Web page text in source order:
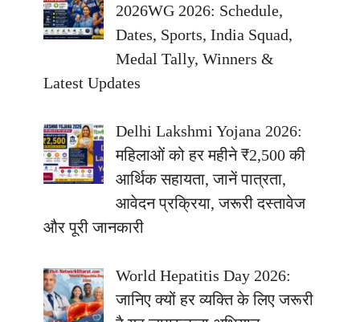
2026WG 2026: Schedule,
Dates, Sports, India Squad,
Medal Tally, Winners &
Latest Updates
Delhi Lakshmi Yojana 2026:
महिलाओं को हर महीने ₹2,500 की
आर्थिक सहायता, जानें पात्रता,
आवेदन प्रक्रिया, जरूरी दस्तावेज
और पूरी जानकारी
World Hepatitis Day 2026:
जानिए क्यों हर व्यक्ति के लिए जरूरी